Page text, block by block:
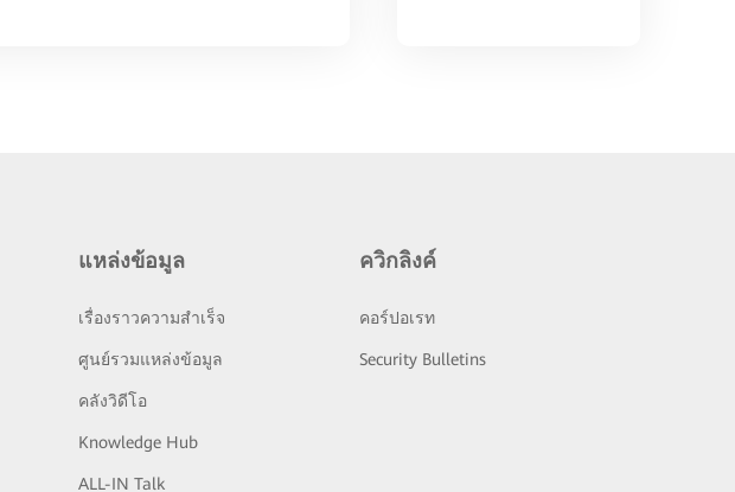
แหล่งข้อมูล
เรื่องราวความสำเร็จ
ศูนย์รวมแหล่งข้อมูล
คลังวิดีโอ
Knowledge Hub
ALL-IN Talk
ควิกลิงค์
คอร์ปอเรท
Security Bulletins